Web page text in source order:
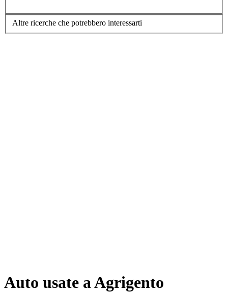
Altre ricerche che potrebbero interessarti
Auto usate a Agrigento